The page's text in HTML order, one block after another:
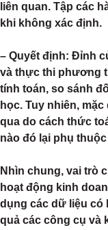
liên quan. Tập các
khi không xác định.
– Quyết định: Đỉnh
và thực thi phương
tính toán, so sánh
học. Tuy nhiên,
qua do cách thức
nào đó lại phụ
Nhìn chung, vai trò
hoạt động kinh
dụng các dữ liệu có
quả các công cụ và